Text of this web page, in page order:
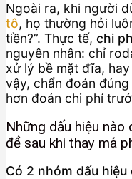
Ngoài ra, khi người
tô, họ thường hỏi
tiền?”. Thực tế, chi
nguyên nhân: chỉ
xử lý bề mặt đĩa,
vậy, chẩn đoán
hơn đoán chi phí
Những dấu hiệu
đề sau khi thay má
Có 2 nhóm dấu